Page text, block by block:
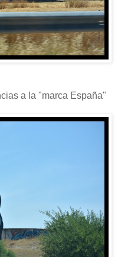
a la "marca España"